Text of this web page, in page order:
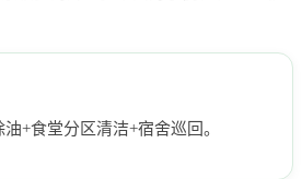
+食堂分区清洁+宿舍巡回。